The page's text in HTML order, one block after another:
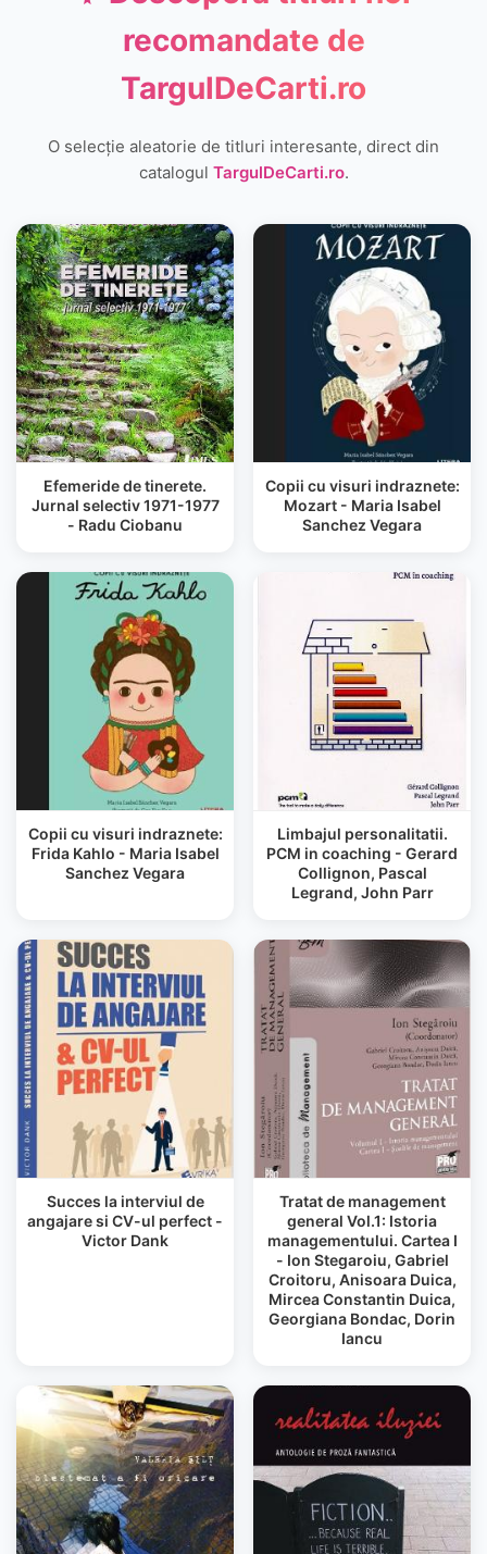
recomandate de
TargulDeCarti.ro
O selecție aleatorie de titluri interesante, direct din
catalogul TargulDeCarti.ro.
Efemeride de tinerete.
Jurnal selectiv 1971-1977
- Radu Ciobanu
Copii cu visuri indraznete:
Mozart - Maria Isabel
Sanchez Vegara
Copii cu visuri indraznete:
Frida Kahlo - Maria Isabel
Sanchez Vegara
Limbajul personalitatii.
PCM in coaching - Gerard
Collignon, Pascal
Legrand, John Parr
Succes la interviul de
angajare si CV-ul perfect -
Victor Dank
Tratat de management
general Vol.1: Istoria
managementului. Cartea I
- Ion Stegaroiu, Gabriel
Croitoru, Anisoara Duica,
Mircea Constantin Duica,
Georgiana Bondac, Dorin
Iancu